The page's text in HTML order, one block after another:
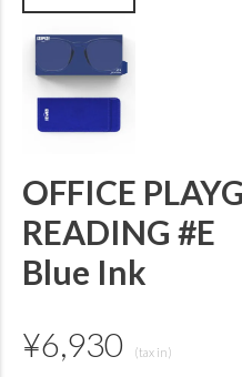
OFFICE
READING #E
Blue Ink
¥6,930